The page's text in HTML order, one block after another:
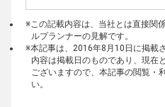
※この記載内容は、当社とは直接関
ルプランナーの見解です。
※本記事は、2016年8月10日に掲載
内容は掲載日のものであり、現在
ございますので、本記事の閲覧・
い。